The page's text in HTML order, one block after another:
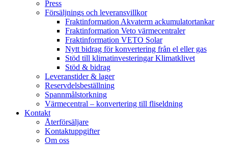
Press
Försäljnings och leveransvillkor
Fraktinformation Akvaterm ackumulatortankar
Fraktinformation Veto värmecentraler
Fraktinformation VETO Solar
Nytt bidrag för konvertering från el eller gas
Stöd till klimatinvesteringar Klimatklivet
Stöd & bidrag
Leveranstider & lager
Reservdelsbeställning
Spannmålstorkning
Värmecentral – konvertering till fliseldning
Kontakt
Återförsäljare
Kontaktuppgifter
Om oss